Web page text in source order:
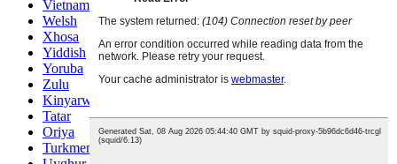
Vietnamese
Welsh
Xhosa
Yiddish
Yoruba
Zulu
Kinyarwanda
Tatar
Oriya
Turkmen